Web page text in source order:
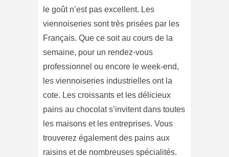
le goût n’est pas excellent. Les
viennoiseries sont très prisées par les
Français. Que ce soit au cours de la
semaine, pour un rendez-vous
professionnel ou encore le week-end,
les viennoiseries industrielles ont la
cote. Les croissants et les délicieux
pains au chocolat s’invitent dans toutes
les maisons et les entreprises. Vous
trouverez également des pains aux
raisins et de nombreuses spécialités.